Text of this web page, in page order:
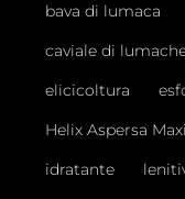
bava di lumaca
caviale di
elicicoltura
Helix Aspersa
idratante